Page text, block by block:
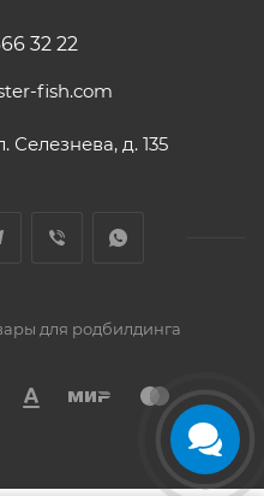
32 22
fish.com
Селезнева, д. 135
для родбилдинга